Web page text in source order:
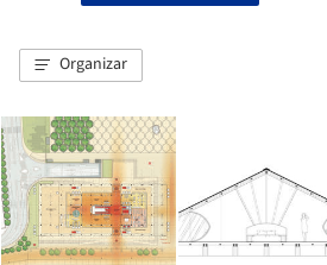
Organizar